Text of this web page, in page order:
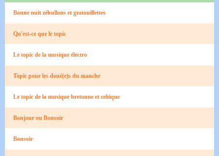
Bonne nuit zébullons et gratouillettes
Qu'est-ce que le topic
Le topic de la musique électro
Topic pour les doué(e)s du manche
Le topic de la musique bretonne et celtique
Bonjour ou Bonsoir
Bonsoir